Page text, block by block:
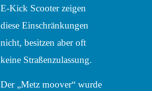
E‑Kick Scoo­ter zeigen
diese Einschrän­kun­gen
nicht, besit­zen aber oft
keine Straßenzulassung.
Der „Metz moover“ wurde